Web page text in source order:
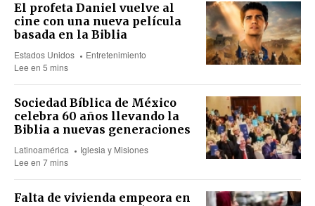
El profeta Daniel vuelve al
cine con una nueva película
basada en la Biblia
Estados Unidos
Entretenimiento
Lee en 5 mins
Sociedad Bíblica de México
celebra 60 años llevando la
Biblia a nuevas generaciones
Latinoamérica
Iglesia y Misiones
Lee en 7 mins
Falta de vivienda empeora en